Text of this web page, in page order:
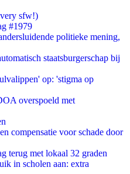
sfw!)
#1979
politieke mening,
staatsburgerschap bij
op: 'stigma op
overspoeld met
compensatie voor schade door
terug met lokaal 32 graden
in scholen aan: extra